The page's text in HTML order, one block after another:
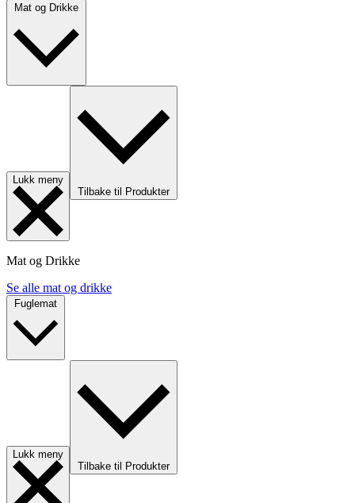
Lukk meny
Tilbake til Produkter
Mat og Drikke
Se alle mat og drikke
Lukk meny
Tilbake til Produkter